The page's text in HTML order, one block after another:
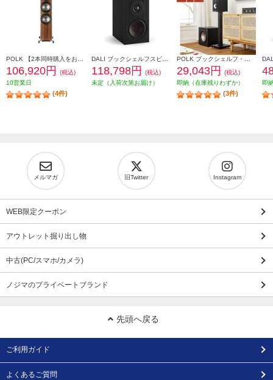
POLK 【2本同時購入をお願いします】※ペアリング出荷商品 フロアスタンディングスピーカーReserveシリーズ ブラウン R700BRN
106,920円
(税込)
10営業日
(4件)
DALI ブックシェルフスピーカー(2個) OPTICON1mk2 Satin Black色 OPTICON1mk2-SB
118,798円
(税込)
未定（入荷次第お届け）
POLK ブックシェルフ・スピーカー【16.5㎝バイラミネートコンポジットウーファー/リアバスレフ型/ブラックアッシュ】 MXT20
29,043円
(税込)
即納（在庫残りわずか）
(3件)
即
メルマガ 旧Twitter Instagram
WEB限定クーポン
アウトレット掘り出し物
中古(PC/スマホ/カメラ)
ノジマのプライベートブランド
先頭へ戻る
ご利用ガイド
よくあるご質問